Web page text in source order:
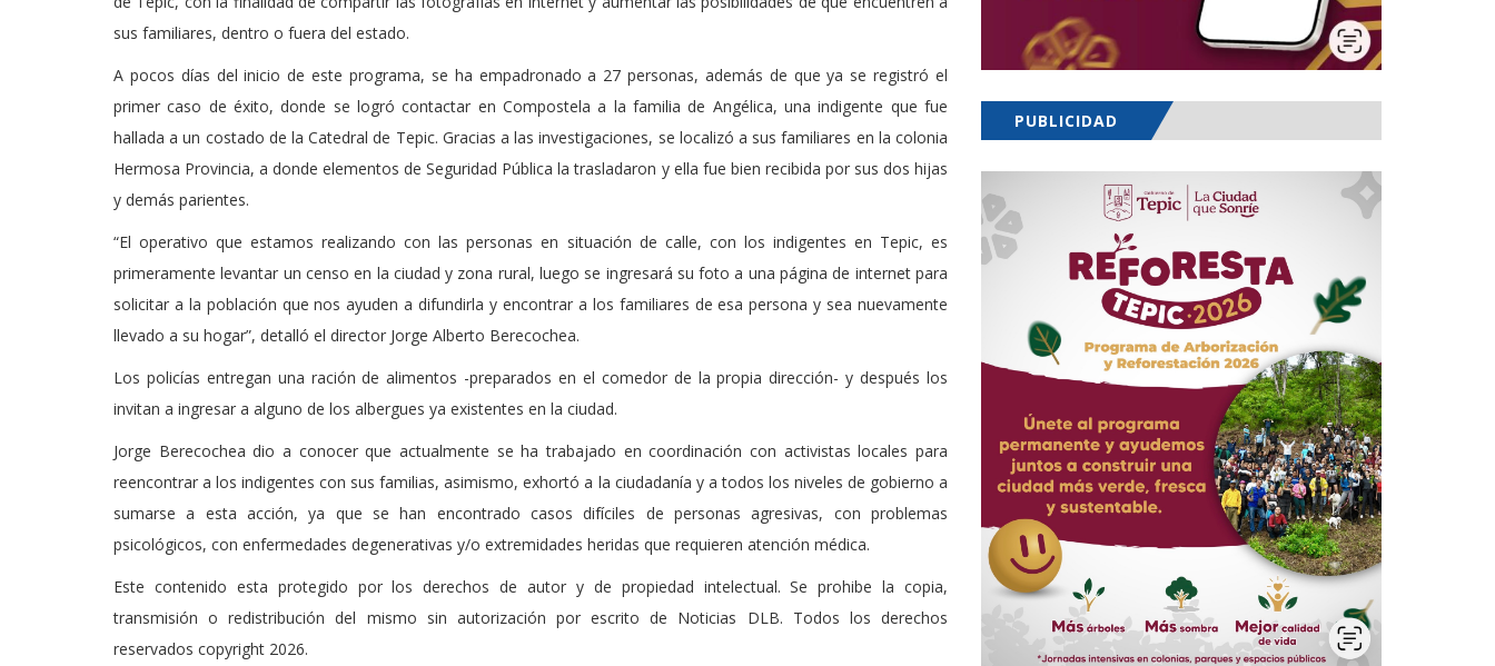
sus familiares, dentro o fuera del estado.
A pocos días del inicio de este programa, se ha empadronado a 27 personas, además de que ya se registró el
primer caso de éxito, donde se logró contactar en Compostela a la familia de Angélica, una indigente que fue
hallada a un costado de la Catedral de Tepic. Gracias a las investigaciones, se localizó a sus familiares en la colonia
Hermosa Provincia, a donde elementos de Seguridad Pública la trasladaron y ella fue bien recibida por sus dos hijas
y demás parientes.
“El operativo que estamos realizando con las personas en situación de calle, con los indigentes en Tepic, es
primeramente levantar un censo en la ciudad y zona rural, luego se ingresará su foto a una página de internet para
solicitar a la población que nos ayuden a difundirla y encontrar a los familiares de esa persona y sea nuevamente
llevado a su hogar”, detalló el director Jorge Alberto Berecochea.
Los policías entregan una ración de alimentos -preparados en el comedor de la propia dirección- y después los
invitan a ingresar a alguno de los albergues ya existentes en la ciudad.
Jorge Berecochea dio a conocer que actualmente se ha trabajado en coordinación con activistas locales para
reencontrar a los indigentes con sus familias, asimismo, exhortó a la ciudadanía y a todos los niveles de gobierno a
sumarse a esta acción, ya que se han encontrado casos difíciles de personas agresivas, con problemas
psicológicos, con enfermedades degenerativas y/o extremidades heridas que requieren atención médica.
Este contenido esta protegido por los derechos de autor y de propiedad intelectual. Se prohibe la copia,
transmisión o redistribución del mismo sin autorización por escrito de Noticias DLB. Todos los derechos
reservados copyright 2026.
PUBLICIDAD